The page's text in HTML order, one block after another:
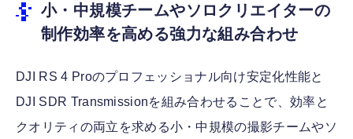
小・中規模チームやソロクリエイターの
制作効率を高める強力な組み合わせ
DJI RS 4 Proのプロフェッショナル向け安定化性能と
DJI SDR Transmissionを組み合わせることで、効率と
クオリティの両立を求める小・中規模の撮影チームやソ